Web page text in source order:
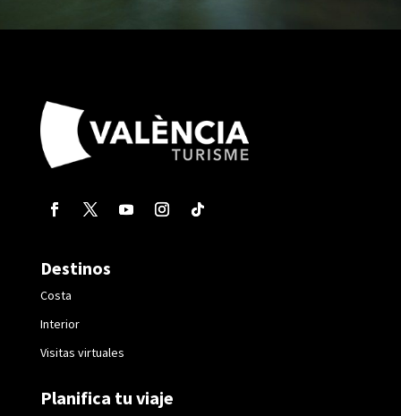
Destinos
Costa
Interior
Visitas virtuales
Planifica tu viaje